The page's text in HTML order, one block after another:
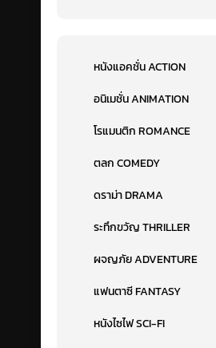
หนังแอคชั่น ACTION
อนิเมชั่น ANIMATION
โรแมนติก ROMANCE
ตลก COMEDY
ดราม่า DRAMA
ระทึกขวัญ THRILLER
ผจญภัย ADVENTURE
แฟนตาซี FANTASY
หนังไซไฟ SCI-FI